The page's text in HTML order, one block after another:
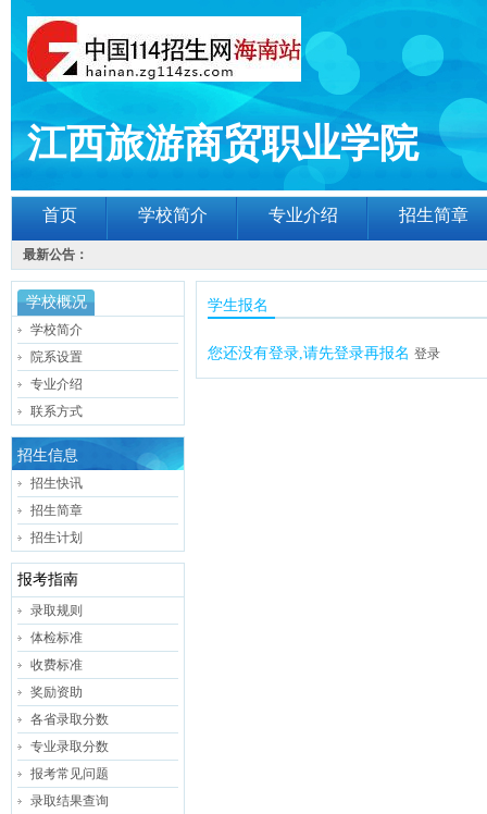
江西旅游商贸职业学院
首页 学校简介 专业介绍 招生简章
最新公告：
学校概况
学校简介
院系设置
专业介绍
联系方式
招生信息
招生快讯
招生简章
招生计划
报考指南
录取规则
体检标准
收费标准
奖励资助
各省录取分数
专业录取分数
报考常见问题
录取结果查询
学生报名
您还没有登录,请先登录再报名 登录